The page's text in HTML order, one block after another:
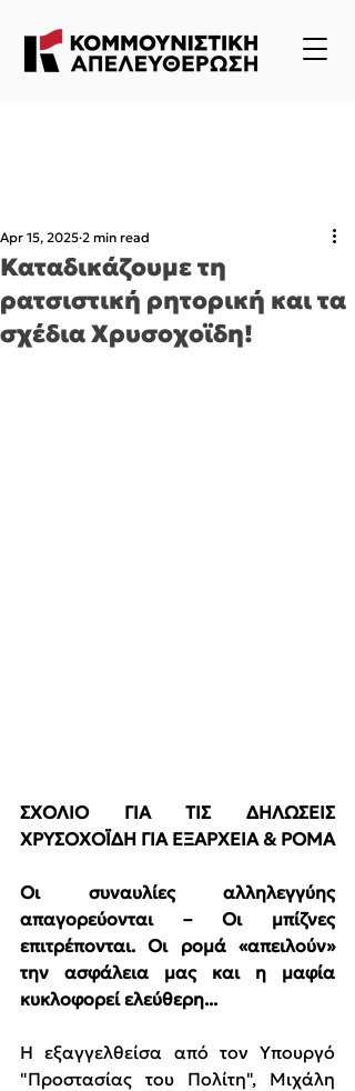
Καταδικάζουμε τη
ρατσιστική ρητορική και τα
σχέδια Χρυσοχοϊδη!
Apr 15, 2025 2 min read
ΣΧΟΛΙΟ ΓΙΑ ΤΙΣ ΔΗΛΩΣΕΙΣ
ΧΡΥΣΟΧΟΪΔΗ ΓΙΑ ΕΞΑΡΧΕΙΑ & ΡΟΜΑ
Οι συναυλίες αλληλεγγύης
απαγορεύονται – Οι μπίζνες
επιτρέπονται. Οι ρομά «απειλούν»
την ασφάλεια μας και η μαφία
κυκλοφορεί ελεύθερη...
Η εξαγγελθείσα από τον Υπουργό
"Προστασίας του Πολίτη", Μιχάλη